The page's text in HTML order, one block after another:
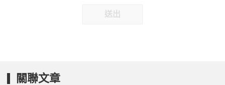
送出
關聯文章